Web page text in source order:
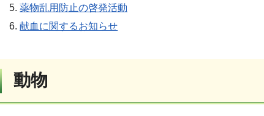
薬物乱用防止の啓発活動
献血に関するお知らせ
動物